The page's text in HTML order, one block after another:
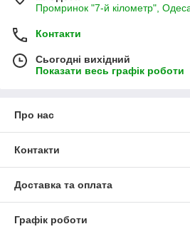
Промринок "7-й кілометр",
Контакти
Сьогодні вихідний
Показати весь графік роботи
Про нас
Контакти
Доставка та оплата
Графік роботи